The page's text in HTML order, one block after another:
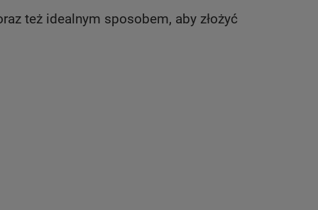
też idealnym sposobem, aby złożyć